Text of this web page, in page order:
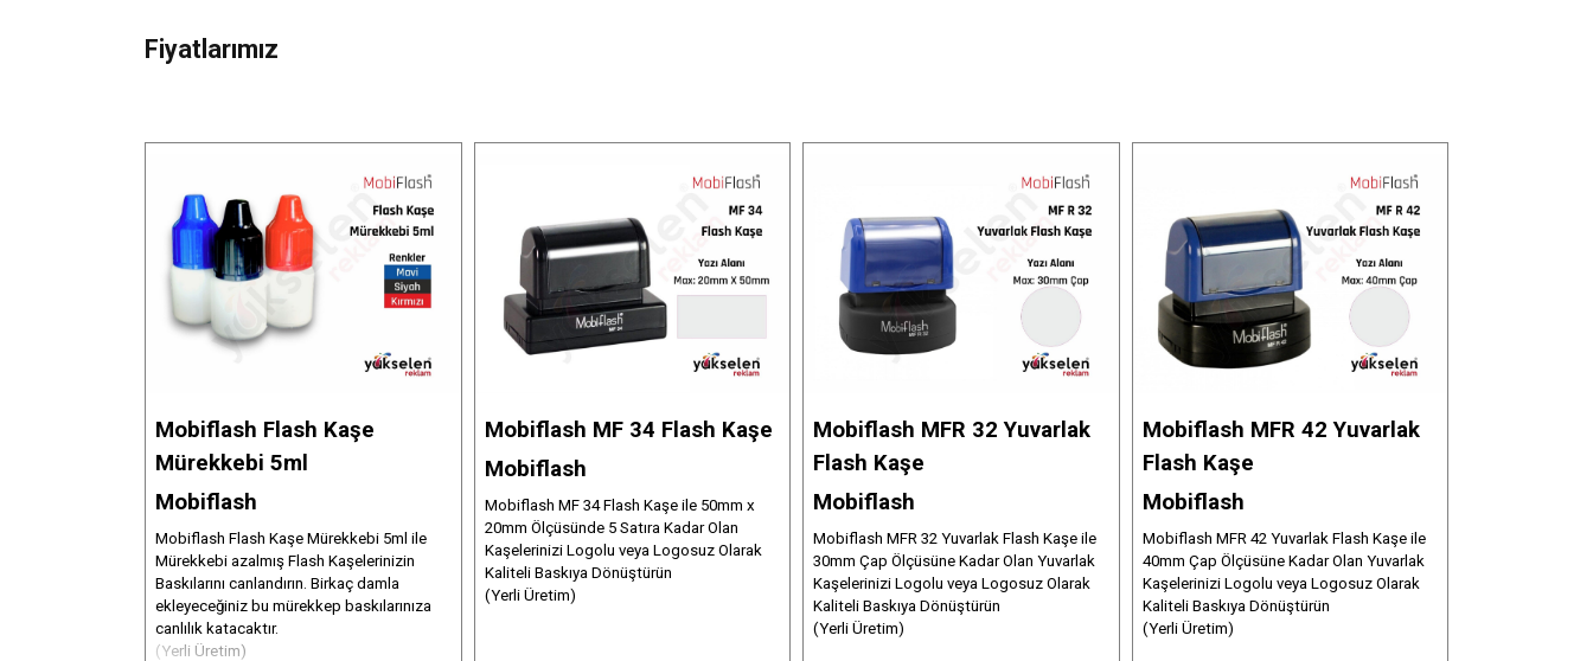
Fiyatlarımız
Mobiflash Flash Kaşe
Mürekkebi 5ml
Mobiflash
Mobiflash Flash Kaşe Mürekkebi 5ml ile
Mürekkebi azalmış Flash Kaşelerinizin
Baskılarını canlandırın. Birkaç damla
ekleyeceğiniz bu mürekkep baskılarınıza
canlılık katacaktır.
(Yerli Üretim)
Mobiflash MF 34 Flash Kaşe
Mobiflash
Mobiflash MF 34 Flash Kaşe ile 50mm x
20mm Ölçüsünde 5 Satıra Kadar Olan
Kaşelerinizi Logolu veya Logosuz Olarak
Kaliteli Baskıya Dönüştürün
(Yerli Üretim)
Mobiflash MFR 32 Yuvarlak
Flash Kaşe
Mobiflash
Mobiflash MFR 32 Yuvarlak Flash Kaşe ile
30mm Çap Ölçüsüne Kadar Olan Yuvarlak
Kaşelerinizi Logolu veya Logosuz Olarak
Kaliteli Baskıya Dönüştürün
(Yerli Üretim)
Mobiflash MFR 42 Yuvarlak
Flash Kaşe
Mobiflash
Mobiflash MFR 42 Yuvarlak Flash Kaşe ile
40mm Çap Ölçüsüne Kadar Olan Yuvarlak
Kaşelerinizi Logolu veya Logosuz Olarak
Kaliteli Baskıya Dönüştürün
(Yerli Üretim)